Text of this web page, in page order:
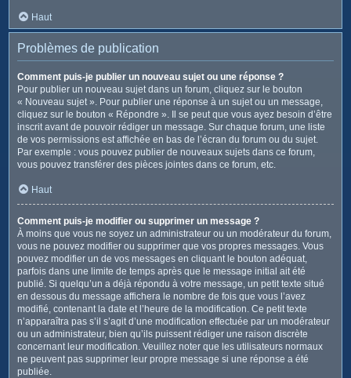
Haut
Problèmes de publication
Comment puis-je publier un nouveau sujet ou une réponse ?
Pour publier un nouveau sujet dans un forum, cliquez sur le bouton
« Nouveau sujet ». Pour publier une réponse à un sujet ou un message,
cliquez sur le bouton « Répondre ». Il se peut que vous ayez besoin d’être
inscrit avant de pouvoir rédiger un message. Sur chaque forum, une liste
de vos permissions est affichée en bas de l’écran du forum ou du sujet.
Par exemple : vous pouvez publier de nouveaux sujets dans ce forum,
vous pouvez transférer des pièces jointes dans ce forum, etc.
Haut
Comment puis-je modifier ou supprimer un message ?
À moins que vous ne soyez un administrateur ou un modérateur du forum,
vous ne pouvez modifier ou supprimer que vos propres messages. Vous
pouvez modifier un de vos messages en cliquant le bouton adéquat,
parfois dans une limite de temps après que le message initial ait été
publié. Si quelqu’un a déjà répondu à votre message, un petit texte situé
en dessous du message affichera le nombre de fois que vous l’avez
modifié, contenant la date et l’heure de la modification. Ce petit texte
n’apparaîtra pas s’il s’agit d’une modification effectuée par un modérateur
ou un administrateur, bien qu’ils puissent rédiger une raison discrète
concernant leur modification. Veuillez noter que les utilisateurs normaux
ne peuvent pas supprimer leur propre message si une réponse a été
publiée.